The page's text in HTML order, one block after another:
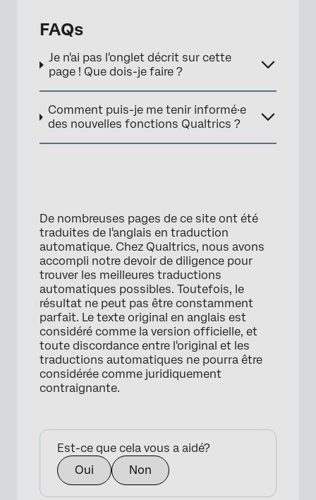
FAQs
Je n'ai pas l'onglet décrit sur cette
page ! Que dois-je faire ?
Comment puis-je me tenir informé·e
des nouvelles fonctions Qualtrics ?
De nombreuses pages de ce site ont été
traduites de l'anglais en traduction
automatique. Chez Qualtrics, nous avons
accompli notre devoir de diligence pour
trouver les meilleures traductions
automatiques possibles. Toutefois, le
résultat ne peut pas être constamment
parfait. Le texte original en anglais est
considéré comme la version officielle, et
toute discordance entre l'original et les
traductions automatiques ne pourra être
considérée comme juridiquement
contraignante.
Est-ce que cela vous a aidé?
Oui
Non